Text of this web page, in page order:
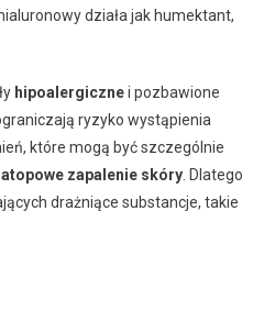
działa jak humektant,
hipoalergicznei pozbawione
ryzyko wystąpienia
które mogą być szczególnie
atopowe zapalenie skóry. Dlatego
drażniące substancje, takie